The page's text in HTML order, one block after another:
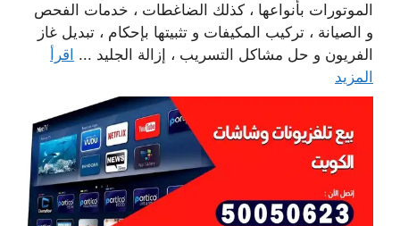
الموتورات بأنواعها ، كذلك الضاغطات ، خدمات الفحص
و الصيانة ، تركيب المكيفات و تثبيتها بإحكام ، تبديل غاز
الفريون و حل مشاكل التسريب ، إزالة الجليد ... اقرأ
المزيد